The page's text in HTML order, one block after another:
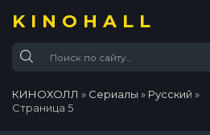
KINOHALL
КИНОХОЛЛ » Сериалы » Русский »
Страница 5